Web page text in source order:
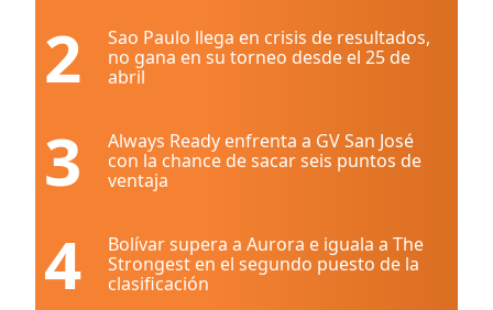
2
Sao Paulo llega en crisis de resultados,
no gana en su torneo desde el 25 de
abril
3
Always Ready enfrenta a GV San José
con la chance de sacar seis puntos de
ventaja
4
Bolívar supera a Aurora e iguala a The
Strongest en el segundo puesto de la
clasificación